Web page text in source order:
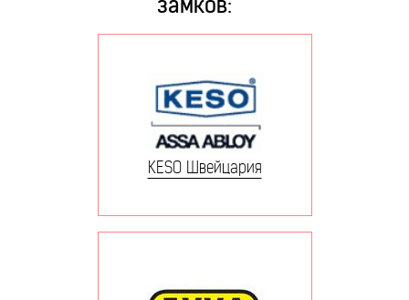
KESO Швейцария